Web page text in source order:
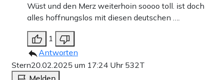
Wüst und den Merz weiterhoin soooo toll. ist doch
alles hoffnungslos mit diesen deutschen ….
1
Antworten
Stern20.02.2025 um 17:24 Uhr 532T